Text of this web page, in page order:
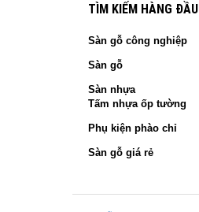
TÌM KIẾM HÀNG ĐẦU
Sàn gỗ công nghiệp
Sàn gỗ
Sàn nhựa
Tấm nhựa ốp tường
Phụ kiện phào chỉ
Sàn gỗ giá rẻ